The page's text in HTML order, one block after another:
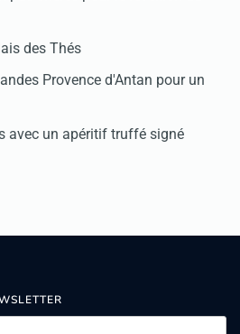
des Thés
Provence d'Antan pour un
avec un apéritif truffé signé